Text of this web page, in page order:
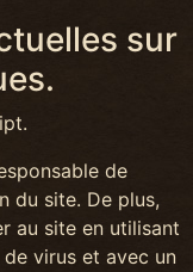
sur
de
du site. De plus,
au site en utilisant
virus et avec un